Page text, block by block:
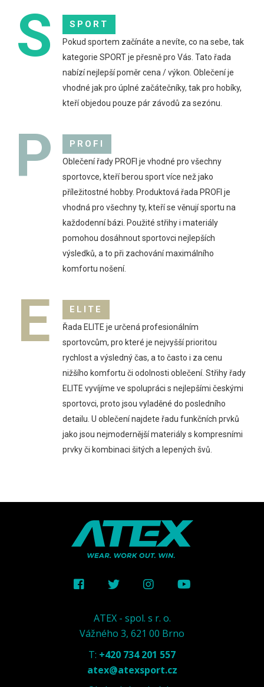
S SPORT
Pokud sportem začínáte a nevíte, co na sebe, tak
kategorie SPORT je přesně pro Vás. Tato řada
nabízí nejlepší poměr cena / výkon. Oblečení je
vhodné jak pro úplné začátečníky, tak pro hobíky,
kteří objedou pouze pár závodů za sezónu.
P PROFI
Oblečení řady PROFI je vhodné pro všechny
sportovce, kteří berou sport více než jako
příležitostné hobby. Produktová řada PROFI je
vhodná pro všechny ty, kteří se věnují sportu na
každodenní bázi. Použité střihy i materiály
pomohou dosáhnout sportovci nejlepších
výsledků, a to při zachování maximálního
komfortu nošení.
E ELITE
Řada ELITE je určená profesionálním
sportovcům, pro které je nejvyšší prioritou
rychlost a výsledný čas, a to často i za cenu
nižšího komfortu či odolnosti oblečení. Střihy řady
ELITE vyvíjíme ve spolupráci s nejlepšími českými
sportovci, proto jsou vyladěné do posledního
detailu. U oblečení najdete řadu funkčních prvků
jako jsou nejmodernější materiály s kompresními
prvky či kombinaci šitých a lepených švů.
ATEX - spol. s r. o.
Vážného 3, 621 00 Brno
T: +420 734 201 557
atex@atexsport.cz